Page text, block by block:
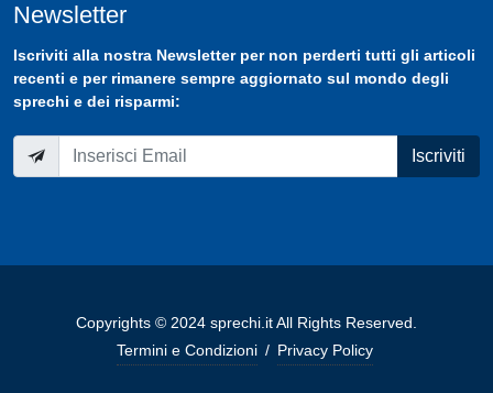
Newsletter
Iscriviti alla nostra Newsletterper non perderti tutti gli articoli
recenti e per rimanere sempre aggiornato sul mondo degli
sprechi e dei risparmi:
Iscriviti
Copyrights © 2024 sprechi.it All Rights Reserved.
Termini e Condizioni / Privacy Policy